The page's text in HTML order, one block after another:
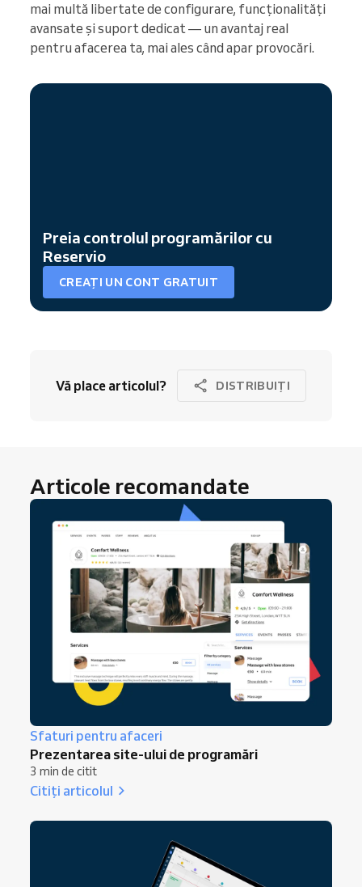
mai multă libertate de configurare, funcționalități
avansate și suport dedicat — un avantaj real
pentru afacerea ta, mai ales când apar provocări.
Preia controlul programărilor cu
Reservio
CREAȚI UN CONT GRATUIT
Vă place articolul? DISTRIBUIȚI
Articole recomandate
Sfaturi pentru afaceri
Prezentarea site-ului de programări
3 min de citit
Citiți articolul